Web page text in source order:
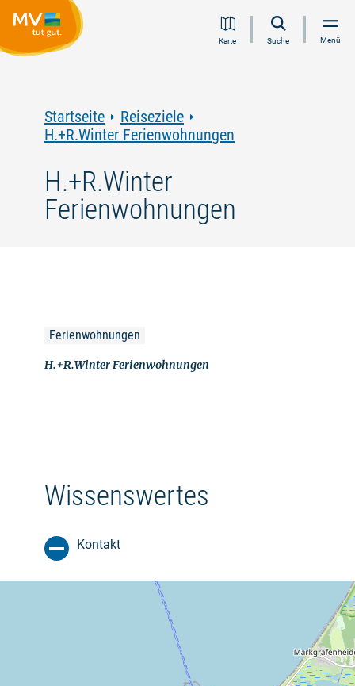
Inhalt
Navigation
Volltextsuche
FooterKarte Suche Menü
Startseite
Reiseziele
H.+R.Winter Ferienwohnungen
H.+R.Winter
Ferienwohnungen
Ferienwohnungen
H.+R.Winter Ferienwohnungen
Wissenswertes
Kontakt